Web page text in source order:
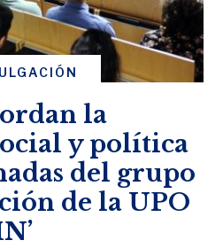
la
y política
del grupo
de la UPO